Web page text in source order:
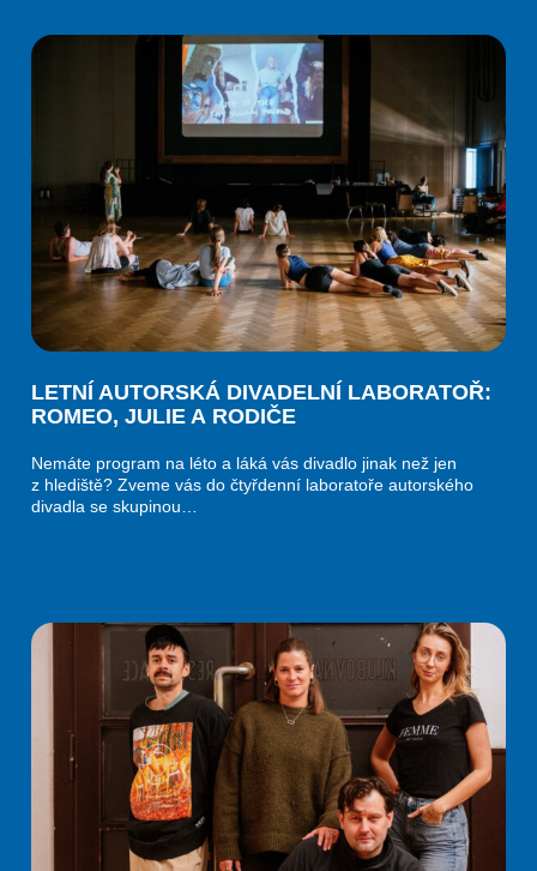
LETNÍ AUTORSKÁ DIVADELNÍ LABORATOŘ:
ROMEO, JULIE A RODIČE
Nemáte program na léto a láká vás divadlo jinak než jen
z hlediště? Zveme vás do čtyřdenní laboratoře autorského
divadla se skupinou…